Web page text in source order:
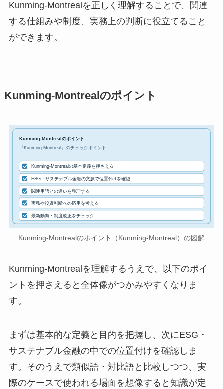
Kunming-Montrealを正しく理解することで、関連
する仕組みや制度、実務上の判断に役立てること
ができます。
Kunming-Montrealのポイント
Kunming-Montrealのポイント
『Kunming-Montreal』のチェックポイント
Kunming-Montrealの基本定義を押さえる
ESG・サステナブル金融の文脈で位置付けを確認
関連用語との違いを整理する
実務や投資判断への応用を考える
最新動向・制度改正をチェック
Kunming-Montrealのポイント（Kunming-Montreal）の図解
Kunming-Montrealを理解するうえで、以下のポイ
ントを押さえると全体像がつかみやすくなりま
す。
まずは基本的な定義と目的を把握し、次にESG・
サステナブル金融の中での位置付けを確認しま
す。そのうえで類似語・対比語と比較しつつ、実
際のケースで使われる場面を想像すると知識が定